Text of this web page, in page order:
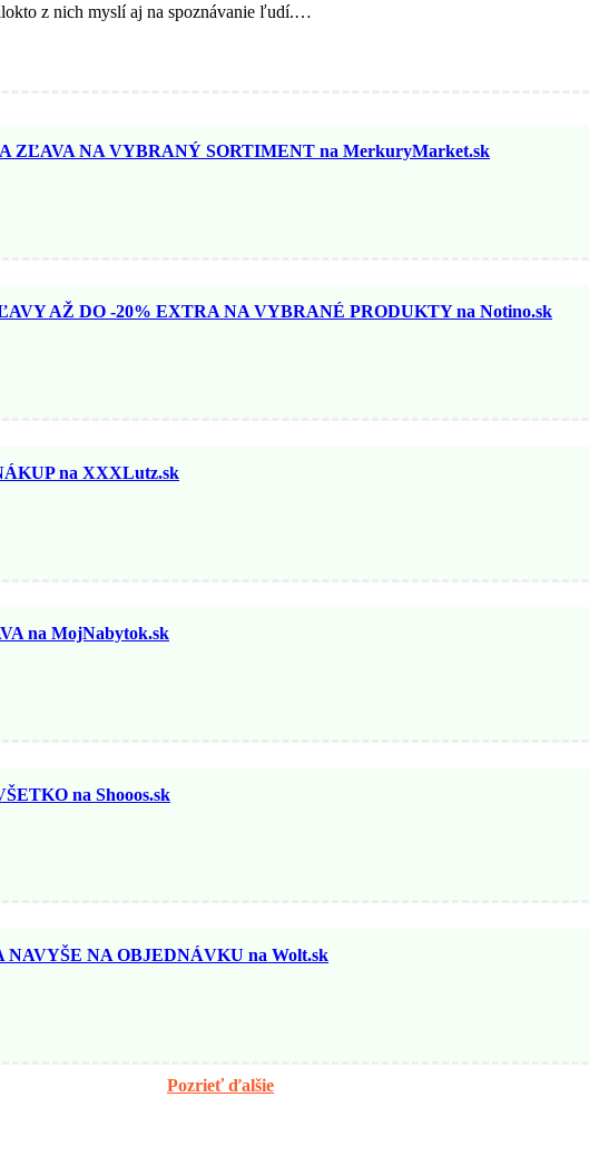
z nich myslí aj na spoznávanie ľudí.…
NA VYBRANÝ SORTIMENT na MerkuryMarket.sk
AŽ DO -20% EXTRA NA VYBRANÉ PRODUKTY na Notino.sk
na XXXLutz.sk
na MojNabytok.sk
na Shooos.sk
NA OBJEDNÁVKU na Wolt.sk
Pozrieť ďalšie